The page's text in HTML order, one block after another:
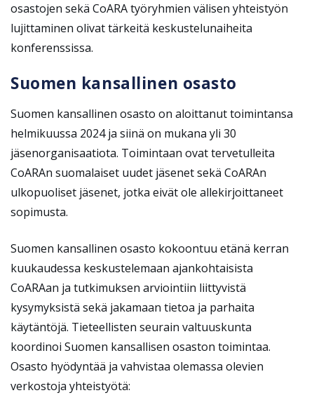
osastojen sekä CoARA työryhmien välisen yhteistyön
lujittaminen olivat tärkeitä keskustelunaiheita
konferenssissa.
Suomen kansallinen osasto
Suomen kansallinen osasto on aloittanut toimintansa
helmikuussa 2024 ja siinä on mukana yli 30
jäsenorganisaatiota. Toimintaan ovat tervetulleita
CoARAn suomalaiset uudet jäsenet sekä CoARAn
ulkopuoliset jäsenet, jotka eivät ole allekirjoittaneet
sopimusta.
Suomen kansallinen osasto kokoontuu etänä kerran
kuukaudessa keskustelemaan ajankohtaisista
CoARAan ja tutkimuksen arviointiin liittyvistä
kysymyksistä sekä jakamaan tietoa ja parhaita
käytäntöjä. Tieteellisten seurain valtuuskunta
koordinoi Suomen kansallisen osaston toimintaa.
Osasto hyödyntää ja vahvistaa olemassa olevien
verkostoja yhteistyötä: